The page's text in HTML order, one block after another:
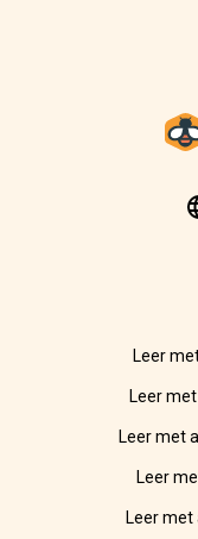
Leer
Leer
Leer met
Leer
Leer met